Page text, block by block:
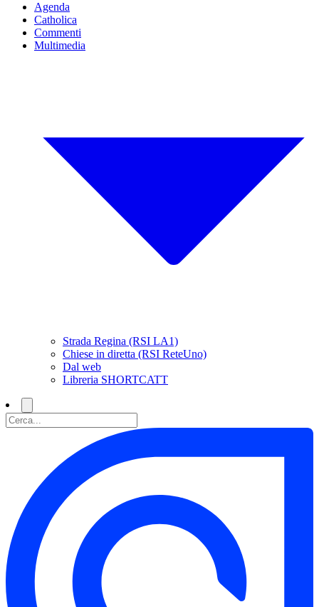
Agenda
Catholica
Commenti
Multimedia
Strada Regina (RSI LA1)
Chiese in diretta (RSI ReteUno)
Dal web
Libreria SHORTCATT